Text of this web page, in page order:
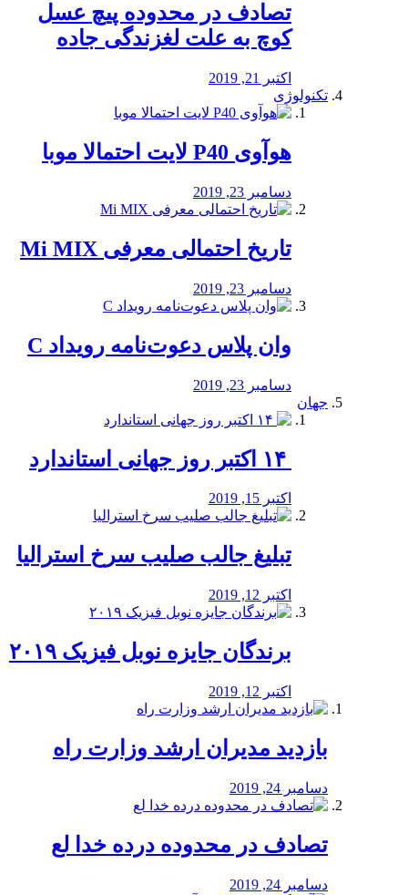
تصادف در محدوده پیچ عسل
کوچ به علت لغزندگی جاده
اکتبر 21, 2019
تکنولوژی
هوآوی P40 لایت احتمالا موبا
دسامبر 23, 2019
تاریخ احتمالی معرفی Mi MIX
دسامبر 23, 2019
وان پلاس دعوت‌نامه رویداد C
دسامبر 23, 2019
جهان
اکتبر 15, 2019
تبلیغ جالب صلیب سرخ استرالیا
اکتبر 12, 2019
برندگان جایزه نوبل فیزیک ۲۰۱۹
اکتبر 12, 2019
بازدید مدیران ارشد وزارت راه
دسامبر 24, 2019
تصادف در محدوده درده خدا لع
دسامبر 24, 2019